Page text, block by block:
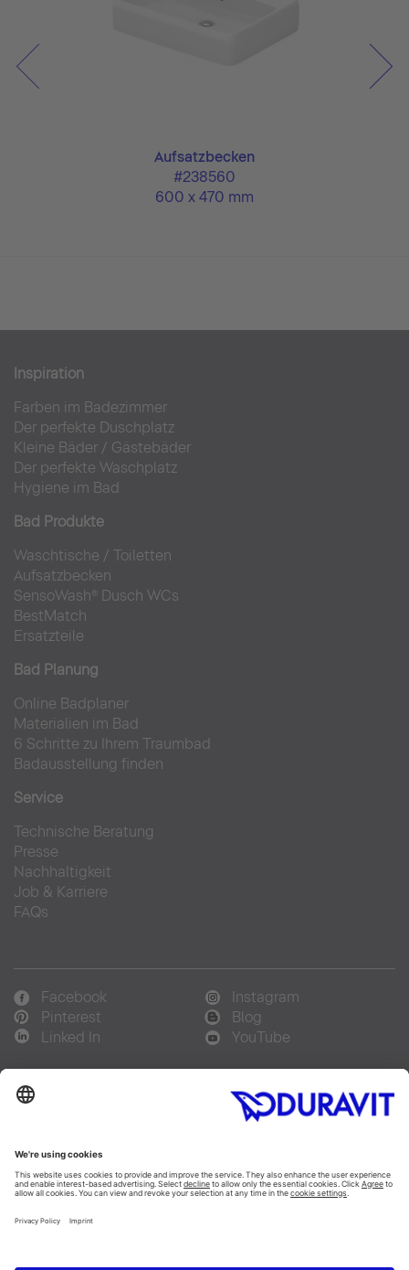
Aufsatzbecken
#238560
600 x 470 mm
Inspiration
Farben im Badezimmer
Der perfekte Duschplatz
Kleine Bäder / Gästebäder
Der perfekte Waschplatz
Hygiene im Bad
Bad Produkte
Waschtische / Toiletten
Aufsatzbecken
SensoWash® Dusch WCs
BestMatch
Ersatzteile
Bad Planung
Online Badplaner
Materialien im Bad
6 Schritte zu Ihrem Traumbad
Badausstellung finden
Service
Technische Beratung
Presse
Nachhaltigkeit
Job & Karriere
FAQs
Facebook
Instagram
Pinterest
Blog
Linked In
YouTube
Sprachauswahl:
Français
Italiano